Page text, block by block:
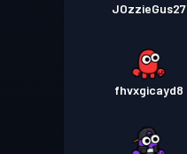
JOzzieGus27
fhvxgicayd8